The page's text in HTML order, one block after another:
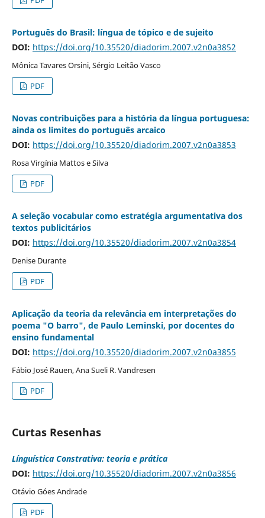
Português do Brasil: língua de tópico e de sujeito
DOI: https://doi.org/10.35520/diadorim.2007.v2n0a3852
Mônica Tavares Orsini, Sérgio Leitão Vasco
PDF
Novas contribuições para a história da língua portuguesa:
ainda os limites do português arcaico
DOI: https://doi.org/10.35520/diadorim.2007.v2n0a3853
Rosa Virgínia Mattos e Silva
PDF
A seleção vocabular como estratégia argumentativa dos
textos publicitários
DOI: https://doi.org/10.35520/diadorim.2007.v2n0a3854
Denise Durante
PDF
Aplicação da teoria da relevância em interpretações do
poema "O barro", de Paulo Leminski, por docentes do
ensino fundamental
DOI: https://doi.org/10.35520/diadorim.2007.v2n0a3855
Fábio José Rauen, Ana Sueli R. Vandresen
PDF
Curtas Resenhas
Línguística Constrativa: teoria e prática
DOI: https://doi.org/10.35520/diadorim.2007.v2n0a3856
Otávio Góes Andrade
PDF